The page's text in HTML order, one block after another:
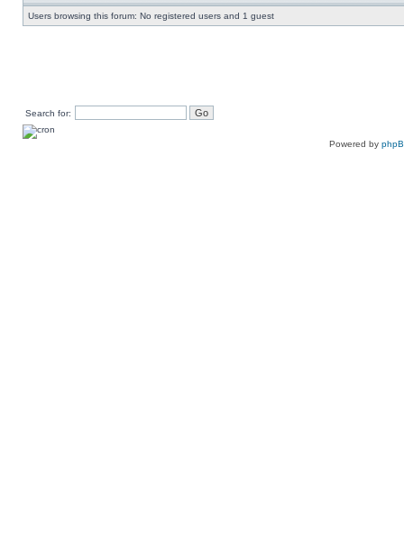
Users browsing this forum: No registered users and 1 guest
Search for:
Powered by